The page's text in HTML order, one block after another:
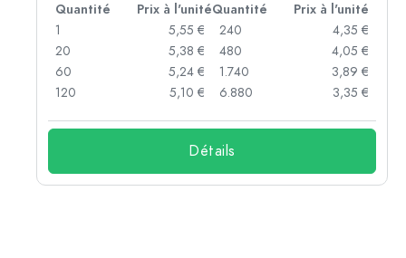
Quantité Prix à l'unitéQuantité
Prix à l'unité
1
5,55 €
20
5,38 €
60
5,24 €
120
5,10 €
240
4,35 €
480
4,05 €
1.740
3,89 €
6.880
3,35 €
Détails